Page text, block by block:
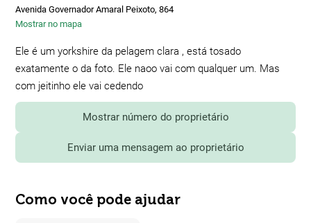
Avenida Governador Amaral Peixoto, 864
Mostrar no mapa
Ele é um yorkshire da pelagem clara , está tosado
exatamente o da foto. Ele naoo vai com qualquer um. Mas
com jeitinho ele vai cedendo
Mostrar número do proprietário
Enviar uma mensagem ao proprietário
Como você pode ajudar